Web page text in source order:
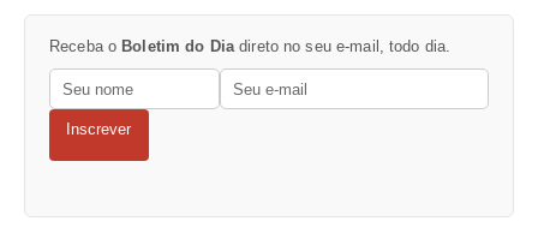
Receba o Boletim do Dia direto no seu e-mail, todo dia.
Inscrever